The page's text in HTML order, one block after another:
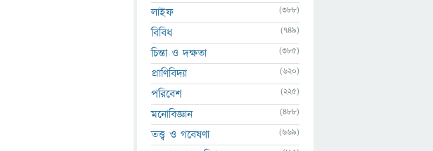
লাইফ (388)
বিবিধ (749)
চিন্তা ও দক্ষতা (385)
প্রাণিবিদ্যা (620)
পরিবেশ (225)
মনোবিজ্ঞান (488)
তত্ত্ব ও গবেষণা (669)